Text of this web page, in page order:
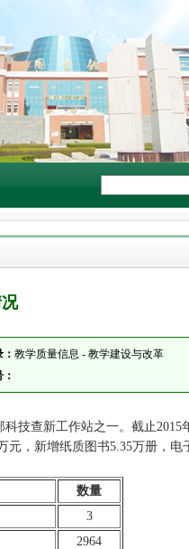
教学质量信息 - 教学建设与改革
技查新工作站之一。截止2015
，新增纸质图书5.35万册，电
数量
3
2964